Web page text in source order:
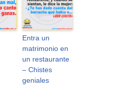
Entra un
matrimonio en
un restaurante
– Chistes
geniales